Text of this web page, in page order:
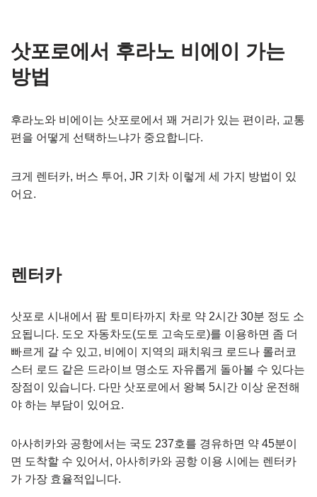
삿포로에서 후라노 비에이 가는
방법
후라노와 비에이는 삿포로에서 꽤 거리가 있는 편이라, 교통
편을 어떻게 선택하느냐가 중요합니다.
크게 렌터카, 버스 투어, JR 기차 이렇게 세 가지 방법이 있
어요.
렌터카
삿포로 시내에서 팜 토미타까지 차로 약 2시간 30분 정도 소
요됩니다. 도오 자동차도(도토 고속도로)를 이용하면 좀 더
빠르게 갈 수 있고, 비에이 지역의 패치워크 로드나 롤러코
스터 로드 같은 드라이브 명소도 자유롭게 돌아볼 수 있다는
장점이 있습니다. 다만 삿포로에서 왕복 5시간 이상 운전해
야 하는 부담이 있어요.
아사히카와 공항에서는 국도 237호를 경유하면 약 45분이
면 도착할 수 있어서, 아사히카와 공항 이용 시에는 렌터카
가 가장 효율적입니다.